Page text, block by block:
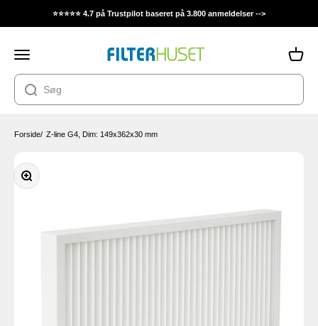
⭐⭐⭐⭐⭐ 4.7 på Trustpilot baseret på 3.800 anmeldelser -->
Åbn navigationsmenu
Åbn
Forside/ Z-line G4, Dim: 149x362x30 mm
Zoom